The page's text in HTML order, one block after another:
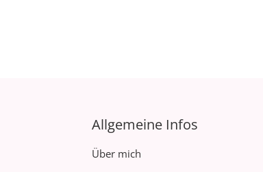
Allgemeine Infos
Über mich